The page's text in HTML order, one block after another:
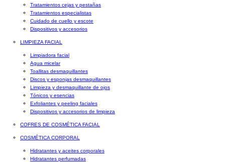
Tratamientos cejas y pestañas
Tratamientos especialistas
Cuidado de cuello y escote
Dispositivos y accesorios
LIMPIEZA FACIAL
Limpiadora facial
Agua micelar
Toallitas desmaquillantes
Discos y esponjas desmaquillantes
Limpieza y desmaquillante de ojos
Tónicos y esencias
Exfoliantes y peeling faciales
Dispositivos y accesorios de limpieza
COFRES DE COSMÉTICA FACIAL
COSMÉTICA CORPORAL
Hidratantes y aceites corporales
Hidratantes perfumadas